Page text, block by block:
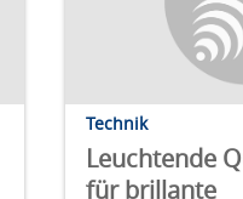
Technik
Leuchtende
für brillante